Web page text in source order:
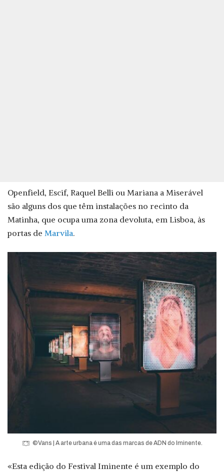
Openfield, Escif, Raquel Belli ou Mariana a Miserável
são alguns dos que têm instalações no recinto da
Matinha, que ocupa uma zona devoluta, em Lisboa, às
portas de Marvila.
©Vans | A arte urbana é uma das marcas de ADN do Iminente.
«Esta edição do Festival Iminente é um exemplo do